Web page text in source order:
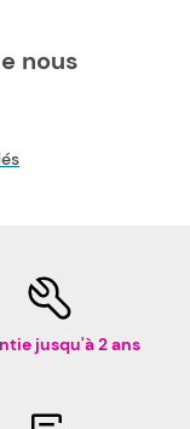
nous
jusqu'à 2 ans